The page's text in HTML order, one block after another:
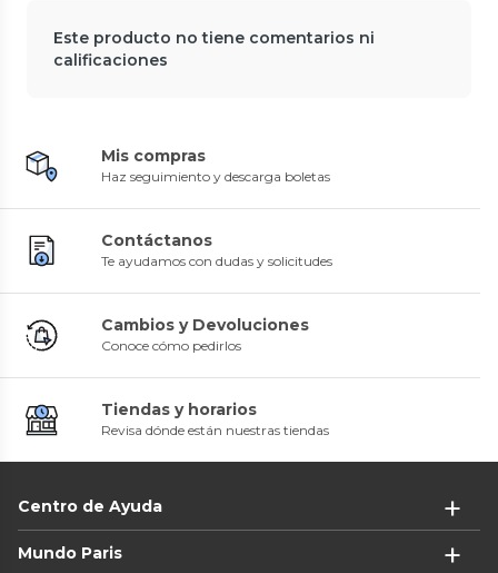
Este producto no tiene comentarios ni
calificaciones
Mis compras
Haz seguimiento y descarga boletas
Contáctanos
Te ayudamos con dudas y solicitudes
Cambios y Devoluciones
Conoce cómo pedirlos
Tiendas y horarios
Revisa dónde están nuestras tiendas
Centro de Ayuda
Mundo Paris